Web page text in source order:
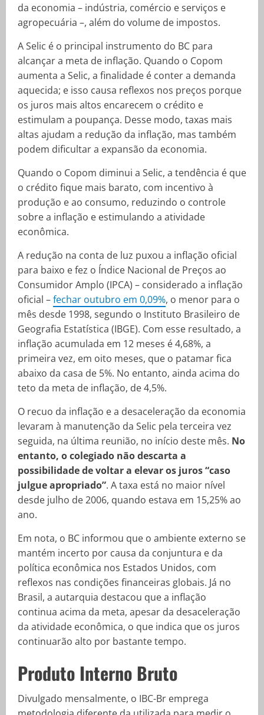
da economia – indústria, comércio e serviços e
agropecuária –, além do volume de impostos.
A Selic é o principal instrumento do BC para
alcançar a meta de inflação. Quando o Copom
aumenta a Selic, a finalidade é conter a demanda
aquecida; e isso causa reflexos nos preços porque
os juros mais altos encarecem o crédito e
estimulam a poupança. Desse modo, taxas mais
altas ajudam a redução da inflação, mas também
podem dificultar a expansão da economia.
Quando o Copom diminui a Selic, a tendência é que
o crédito fique mais barato, com incentivo à
produção e ao consumo, reduzindo o controle
sobre a inflação e estimulando a atividade
econômica.
A redução na conta de luz puxou a inflação oficial
para baixo e fez o Índice Nacional de Preços ao
Consumidor Amplo (IPCA) – considerado a inflação
oficial –fechar outubro em 0,09%, o menor para o
mês desde 1998, segundo o Instituto Brasileiro de
Geografia Estatística (IBGE). Com esse resultado, a
inflação acumulada em 12 meses é 4,68%, a
primeira vez, em oito meses, que o patamar fica
abaixo da casa de 5%. No entanto, ainda acima do
teto da meta de inflação, de 4,5%.
O recuo da inflação e a desaceleração da economia
levaram à manutenção da Selic pela terceira vez
seguida, na última reunião, no início deste mês. No
entanto, o colegiado não descarta a
possibilidade de voltar a elevar os juros “caso
julgue apropriado”. A taxa está no maior nível
desde julho de 2006, quando estava em 15,25% ao
ano.
Em nota, o BC informou que o ambiente externo se
mantém incerto por causa da conjuntura e da
política econômica nos Estados Unidos, com
reflexos nas condições financeiras globais. Já no
Brasil, a autarquia destacou que a inflação
continua acima da meta, apesar da desaceleração
da atividade econômica, o que indica que os juros
continuarão alto por bastante tempo.
Produto Interno Bruto
Divulgado mensalmente, o IBC-Br emprega